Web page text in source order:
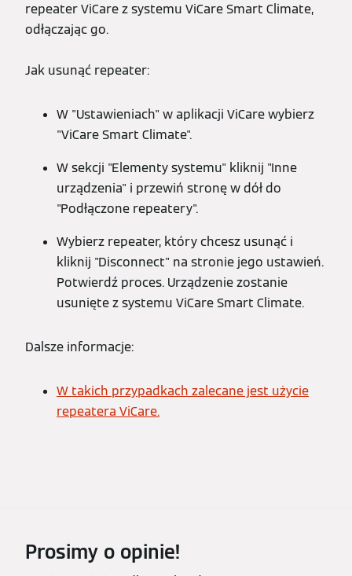
repeater ViCare z systemu ViCare Smart Climate,
odłączając go.
Jak usunąć repeater:
W "Ustawieniach" w aplikacji ViCare wybierz
"ViCare Smart Climate".
W sekcji "Elementy systemu" kliknij "Inne
urządzenia" i przewiń stronę w dół do
"Podłączone repeatery".
Wybierz repeater, który chcesz usunąć i
kliknij "Disconnect" na stronie jego ustawień.
Potwierdź proces. Urządzenie zostanie
usunięte z systemu ViCare Smart Climate.
Dalsze informacje:
W takich przypadkach zalecane jest użycie
repeatera ViCare.
Prosimy o opinie!